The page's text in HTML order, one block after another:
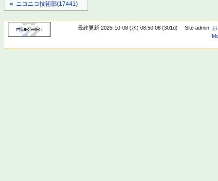
ニコニコ技術部(17441)
最終更新:2025-10-08 (水) 08:50:08 (301d) Site admin: